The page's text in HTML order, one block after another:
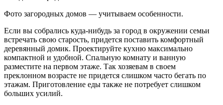
Фото загородных домов — учитываем особенности.
Если вы собрались куда-нибудь за город в окружении семьи
встречать свою старость, придется поставить комфортный
деревянный домик. Проектируйте кухню максимально
компактной и удобной. Спальную комнату и ванную
разместите на первом этаже. Так хозяевам в своем
преклонном возрасте не придется слишком часто бегать по
этажам. Приготовление еды также не потребует слишком
больших усилий.